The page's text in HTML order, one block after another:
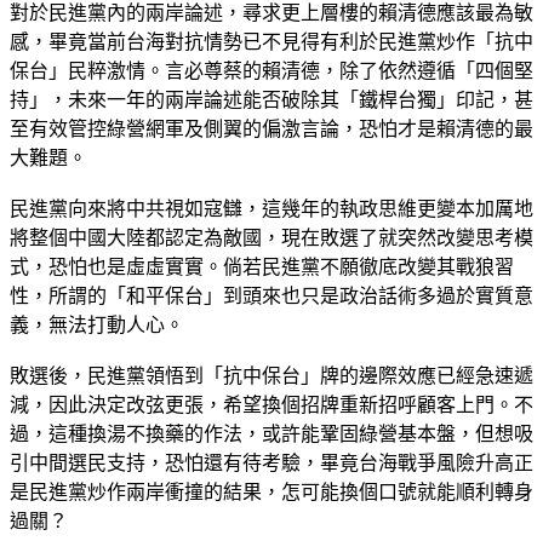
對於民進黨內的兩岸論述，尋求更上層樓的賴清德應該最為敏
感，畢竟當前台海對抗情勢已不見得有利於民進黨炒作「抗中
保台」民粹激情。言必尊蔡的賴清德，除了依然遵循「四個堅
持」，未來一年的兩岸論述能否破除其「鐵桿台獨」印記，甚
至有效管控綠營網軍及側翼的偏激言論，恐怕才是賴清德的最
大難題。
民進黨向來將中共視如寇讎，這幾年的執政思維更變本加厲地
將整個中國大陸都認定為敵國，現在敗選了就突然改變思考模
式，恐怕也是虛虛實實。倘若民進黨不願徹底改變其戰狼習
性，所謂的「和平保台」到頭來也只是政治話術多過於實質意
義，無法打動人心。
敗選後，民進黨領悟到「抗中保台」牌的邊際效應已經急速遞
減，因此決定改弦更張，希望換個招牌重新招呼顧客上門。不
過，這種換湯不換藥的作法，或許能鞏固綠營基本盤，但想吸
引中間選民支持，恐怕還有待考驗，畢竟台海戰爭風險升高正
是民進黨炒作兩岸衝撞的結果，怎可能換個口號就能順利轉身
過關？